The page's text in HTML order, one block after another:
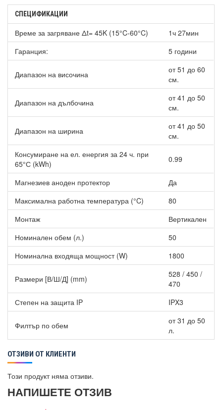
Тази иновативна технология позволява да разполагате с до
16% допълнителна топла вода, за да осигурите допълнителен
горещ душ по всяко едно време.
Функция ECO EVO от CoreTech
Вертикален бойлер Ariston LYDOS WIFI 50 V 1.8K EN EU
разполага с функция ECO EVO, с която могат да се постигнат
до 14% по-ниски разходи на електроенергия.
Елегантна и дискретна визия на модела, проектирана от
Дълъг живот на бойлера, гарантиран от ексклузивната
технология TitanShield. Вътрешната повърхност на продукта е
двойно защитена и предотвратява появата на корозия. Това
се дължи на естествените свойства на титана, които
предпазват от ръжда и предотвратяват образуването на
варовик в резервоара, а също така и действието на големия
магнезиев анод.
Други по-важни характеристики на Вертикален бойлер
Ariston LYDOS WIFI 50 V 1.8K EN EU
Програмиране на седмична база: до 2 дневни цикъла на
загряване.
Готовновност на душа: В приложението виждате броят
на наличните душове в момента.
Оставащото време за загряване: В приложението също
има информация за оставащото време за достигане на
зададената температура.
СПЕЦИФИКАЦИИ
Време за загряване Δt= 45K (15°C-60°C)
1ч 27мин
Гаранция:
5 години
Диапазон на височина
от 51 до 60
см.
Диапазон на дълбочина
от 41 до 50
см.
Диапазон на ширина
от 41 до 50
см.
Консумиране на ел. енергия за 24 ч. при
65°С (kWh)
0.99
Магнезиев аноден протектор
Да
Максимална работна температура (°C)
80
Монтаж
Вертикален
Номинален обем (л.)
50
Номинална входяща мощност (W)
1800
Размери [В/Ш/Д] (mm)
528 / 450 /
470
Степен на защита IP
IPX3
Филтър по обем
от 31 до 50
л.
ОТЗИВИ ОТ КЛИЕНТИ
Този продукт няма отзиви.
НАПИШЕТЕ ОТЗИВ